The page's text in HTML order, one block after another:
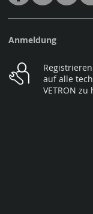
Anmeldung
auf alle
VETRON zu